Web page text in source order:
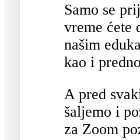
Samo se
vreme ćete
našim
kao i
A pred
šaljemo i
za Zoom